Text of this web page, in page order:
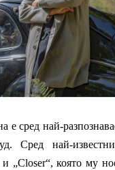
е сред най-
Сред най-
и „Closer“, която му